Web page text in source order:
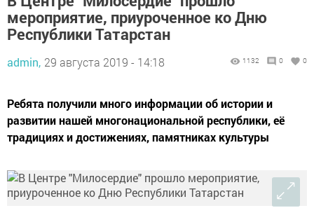
мероприятие, приуроченное ко Дню
Республики Татарстан
admin, 29 августа 2019 - 14:18 1132 0 0
Ребята получили много информации об истории и
развитии нашей многонациональной республики, её
традициях и достижениях, памятниках культуры